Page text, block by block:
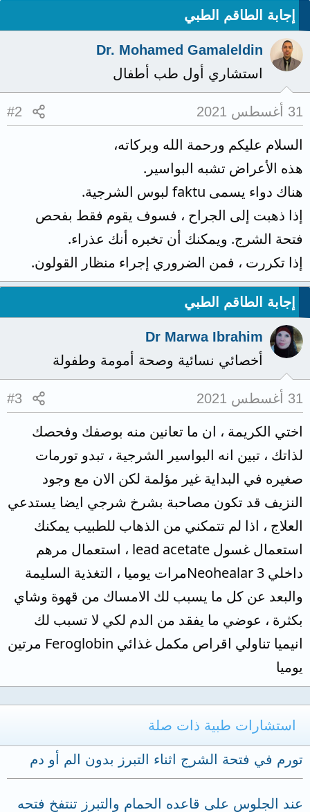
إجابة الطاقم الطبي
Dr. Mohamed Gamaleldin
استشاري أول طب أطفال
31 أغسطس 2021 #2
السلام عليكم ورحمة الله وبركاته،
هذه الأعراض تشبه البواسير.
هناك دواء يسمى faktu لبوس الشرجية.
إذا ذهبت إلى الجراح ، فسوف يقوم فقط بفحص
فتحة الشرج. ويمكنك أن تخبره أنك عذراء.
إذا تكررت ، فمن الضروري إجراء منظار القولون.
إجابة الطاقم الطبي
Dr Marwa Ibrahim
أخصائي نسائية وصحة أمومة وطفولة
31 أغسطس 2021 #3
اختي الكريمة ، ان ما تعانين منه بوصفك وفحصك
لذاتك ، تبين انه البواسير الشرجية ، تبدو تورمات
صغيره في البداية غير مؤلمة لكن الان مع وجود
النزيف قد تكون مصاحبة بشرخ شرجي ايضا يستدعي
العلاج ، اذا لم تتمكني من الذهاب للطبيب يمكنك
استعمال غسول lead acetate ، استعمال مرهم
داخلي Neohealar 3مرات يوميا ، التغذية السليمة
والبعد عن كل ما يسبب لك الامساك من قهوة وشاي
بكثرة ، عوضي ما يفقد من الدم لكي لا تسبب لك
انيميا تناولي اقراص مكمل غذائي Feroglobin مرتين
يوميا
استشارات طبية ذات صلة
تورم في فتحة الشرج اثناء التبرز بدون الم أو دم
عند الجلوس على قاعده الحمام والتبرز تنتفخ فتحه